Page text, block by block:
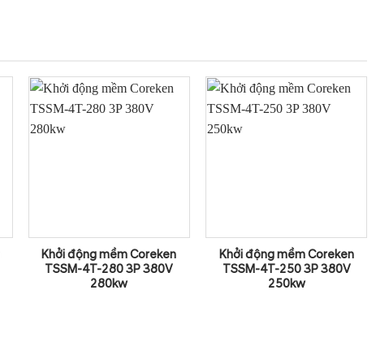
Khởi động mềm Coreken
TSSM-4T-280 3P 380V
280kw
Khởi động mềm Coreken
TSSM-4T-250 3P 380V
250kw